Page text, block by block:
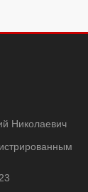
Николаевич